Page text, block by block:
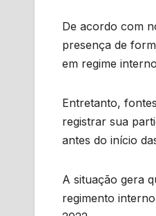
De acordo com
presença de
em regime
Entretanto,
registrar sua
antes do início
A situação gera
regimento